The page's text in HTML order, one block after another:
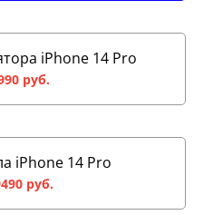
iPhone 14 Pro
руб.
iPhone 14 Pro
руб.